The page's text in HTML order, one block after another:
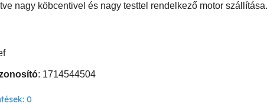
nagy köbcentivel és nagy testtel rendelkező motor szállítása.
: 1714544504
0